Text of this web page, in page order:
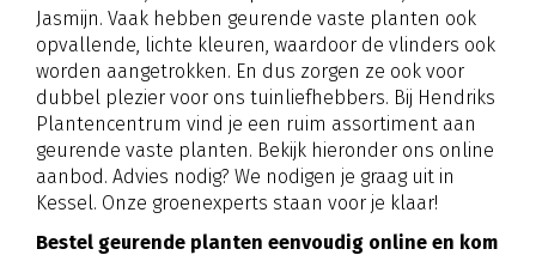
Jasmijn. Vaak hebben geurende vaste planten ook
opvallende, lichte kleuren, waardoor de vlinders ook
worden aangetrokken. En dus zorgen ze ook voor
dubbel plezier voor ons tuinliefhebbers. Bij Hendriks
Plantencentrum vind je een ruim assortiment aan
geurende vaste planten. Bekijk hieronder ons online
aanbod. Advies nodig? We nodigen je graag uit in
Kessel. Onze groenexperts staan voor je klaar!
Bestel geurende planten eenvoudig online en kom